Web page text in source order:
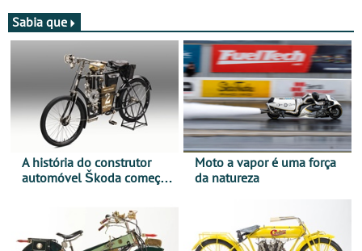
Bianchi Prata
Circuit
Sabia que
A história do construtor
automóvel Škoda começou
Moto a vapor é uma força
da natureza